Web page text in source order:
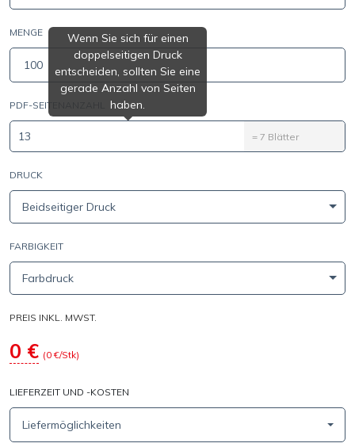
MENGE
PDF-SEITENANZAHL
= 7 Blätter
DRUCK
Beidseitiger Druck
FARBIGKEIT
Farbdruck
PREIS INKL. MWST.
0 € (0€/Stk)
LIEFERZEIT UND -KOSTEN
Liefermöglichkeiten
Wenn Sie sich für einen
doppelseitigen Druck
entscheiden, sollten Sie eine
gerade Anzahl von Seiten
haben.